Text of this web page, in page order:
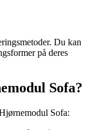
Du kan
på deres
Sofa?
Sofa: